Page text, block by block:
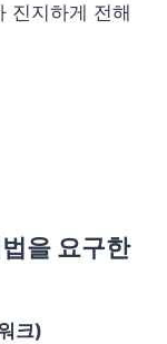
진지하게 전해
을 요구한
크)